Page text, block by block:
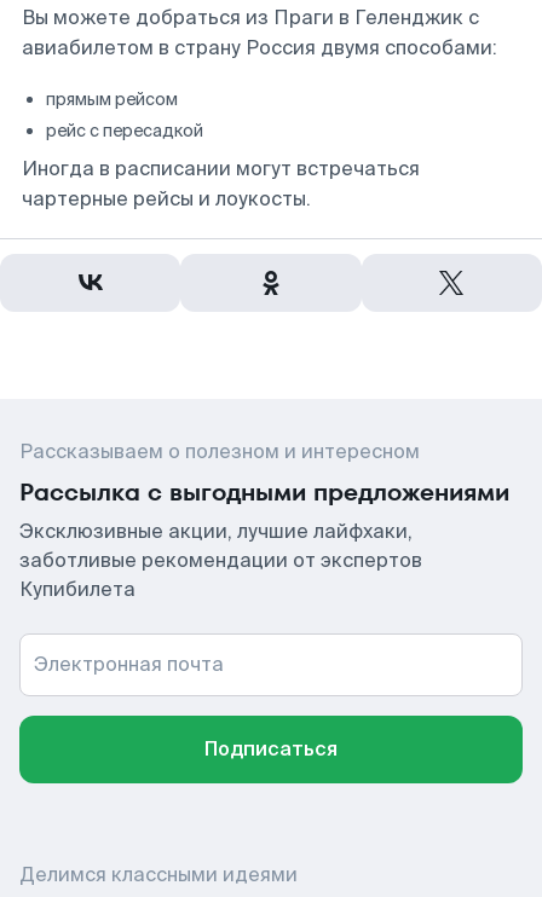
Вы можете добраться из Праги в Геленджик с
авиабилетом в страну Россия двумя способами:
прямым рейсом
рейс с пересадкой
Иногда в расписании могут встречаться
чартерные рейсы и лоукосты.
Рассказываем о полезном и интересном
Рассылка с выгодными предложениями
Эксклюзивные акции, лучшие лайфхаки,
заботливые рекомендации от экспертов
Купибилета
Электронная почта
Подписаться
Делимся классными идеями